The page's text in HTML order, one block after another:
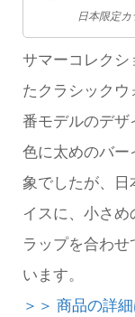
日本限定
サマーコレクシ
たクラシック
番モデルのデ
色に太めのバ
象でしたが、日
イスに、小さ
ラップを合わ
います。
＞＞ 商品の詳